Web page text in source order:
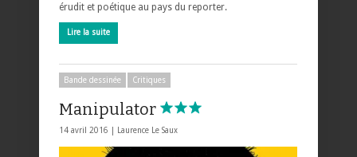
érudit et poétique au pays du reporter.
Lire la suite
Bande dessinée Critiques
Manipulator
14 avril 2016 | Laurence Le Saux